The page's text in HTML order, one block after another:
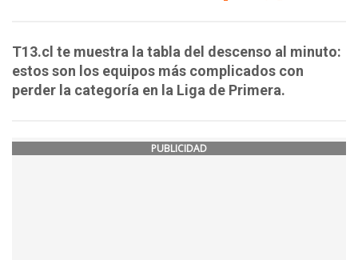
T13.cl te muestra la tabla del descenso al minuto:
estos son los equipos más complicados con
perder la categoría en la Liga de Primera.
PUBLICIDAD